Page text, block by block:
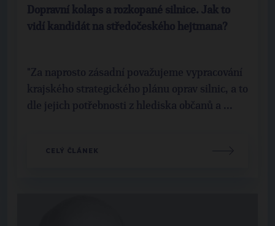
Dopravní kolaps a rozkopané silnice. Jak to
vidí kandidát na středočeského hejtmana?
"Za naprosto zásadní považujeme vypracování
krajského strategického plánu oprav silnic, a to
dle jejich potřebnosti z hlediska občanů a ...
CELÝ ČLÁNEK